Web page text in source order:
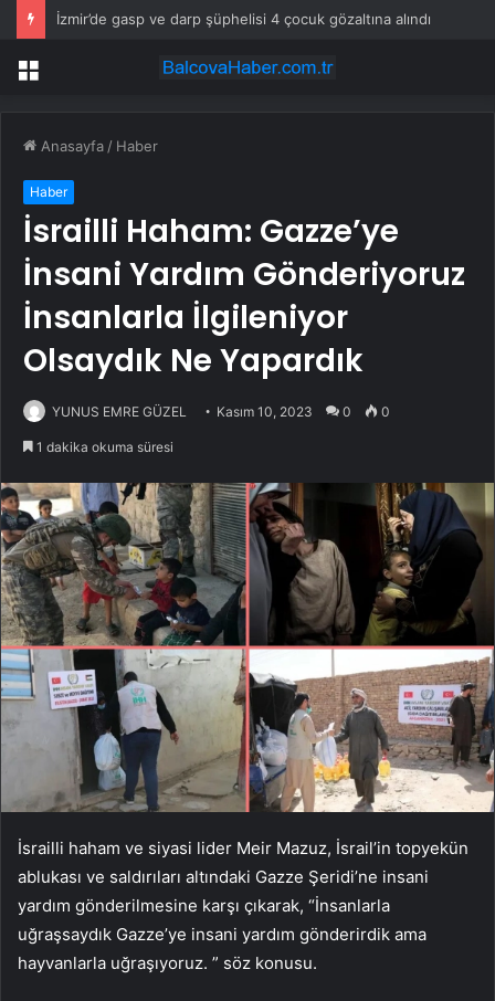
İzmir’de gasp ve darp şüphelisi 4 çocuk gözaltına alındı
Menü
Anasayfa / Haber
Haber
İsrailli Haham: Gazze’ye
İnsani Yardım Gönderiyoruz
İnsanlarla İlgileniyor
Olsaydık Ne Yapardık
YUNUS EMRE GÜZEL Kasım 10, 2023 0 0
1 dakika okuma süresi
İsrailli haham ve siyasi lider Meir Mazuz, İsrail’in topyekün
ablukası ve saldırıları altındaki Gazze Şeridi’ne insani
yardım gönderilmesine karşı çıkarak, “İnsanlarla
uğraşsaydık Gazze’ye insani yardım gönderirdik ama
hayvanlarla uğraşıyoruz. ” söz konusu.